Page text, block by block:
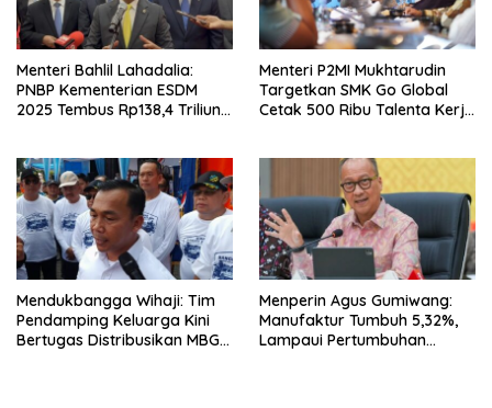
Menteri Bahlil Lahadalia:
PNBP Kementerian ESDM
2025 Tembus Rp138,4 Triliun,
Menteri P2MI Mukhtarudin
Targetkan SMK Go Global
Cetak 500 Ribu Talenta Kerja
Mendukbangga Wihaji: Tim
Pendamping Keluarga Kini
Bertugas Distribusikan MBG
Menperin Agus Gumiwang:
Manufaktur Tumbuh 5,32%,
Lampaui Pertumbuhan